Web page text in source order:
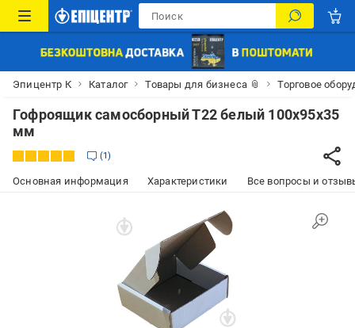
Эпицентр К Каталог Товары для бизнеса 📎 Торговое
Гофроящик самосборный Т22 белый 100x95x35
мм
1
Основная информация Характеристики Все вопросы и